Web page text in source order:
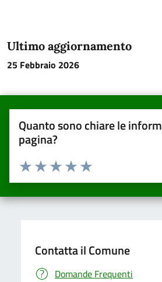
Ultimo aggiornamento
25 Febbraio 2026
Quanto sono chiare le
pagina?
Valuta da 1 a 5 stelle la pagina
Valuta 5 stelle su 5
Valuta 4 stelle su 5
Valuta 3 stelle su 5
Valuta 2 stelle su 5
Valuta una stella su 5
Contatta il Comune
Domande Frequenti